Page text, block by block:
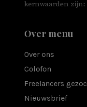
kernwaarden
Over menu
Over ons
Colofon
Freelancers
Nieuwsbrief